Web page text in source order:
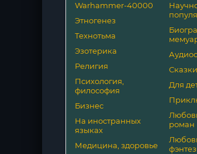
Warhammer-40000
Этногенез
Технотьма
Эзотерика
Религия
Психология,
философия
Бизнес
На иностранных
языках
Медицина, здоровье
Сказки
Для
роман